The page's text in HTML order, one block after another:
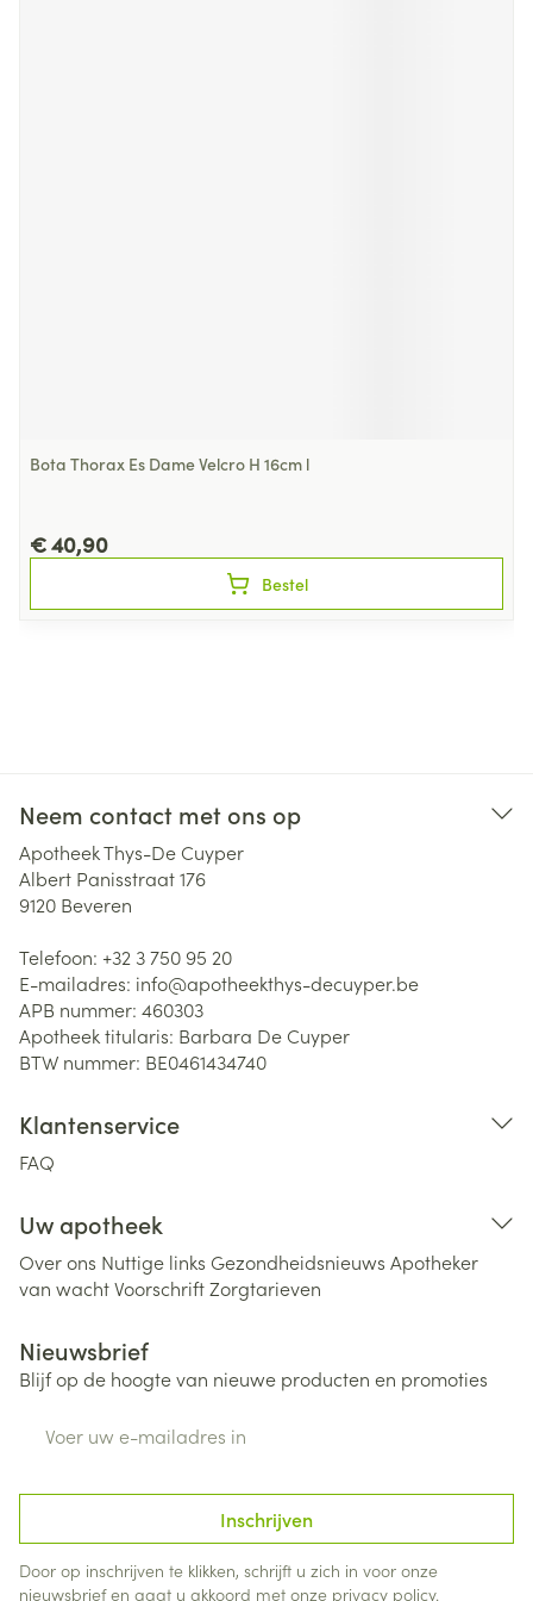
Bota Thorax Es Dame Velcro H 16cm l
€ 40,90
Bestel
Neem contact met ons op
Apotheek Thys-De Cuyper
Albert Panisstraat 176
9120 Beveren
Telefoon: +32 3 750 95 20
E-mailadres: info@apotheekthys-decuyper.be
APB nummer: 460303
Apotheek titularis: Barbara De Cuyper
BTW nummer: BE0461434740
Klantenservice
FAQ
Uw apotheek
Over ons Nuttige links Gezondheidsnieuws Apotheker
van wachtVoorschriftZorgtarieven
Nieuwsbrief
Blijf op de hoogte van nieuwe producten en promoties
Inschrijven
Door op inschrijven te klikken, schrijft u zich in voor onze
nieuwsbrief en gaat u akkoord met onze privacy policy.